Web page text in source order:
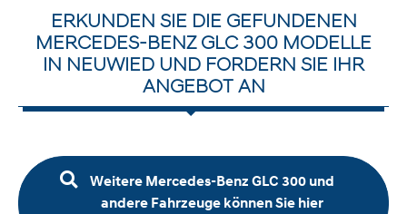
ERKUNDEN SIE DIE GEFUNDENEN
MERCEDES-BENZ GLC 300 MODELLE
IN NEUWIED UND FORDERN SIE IHR
ANGEBOT AN
Weitere Mercedes-Benz GLC 300 und
andere Fahrzeuge können Sie hier